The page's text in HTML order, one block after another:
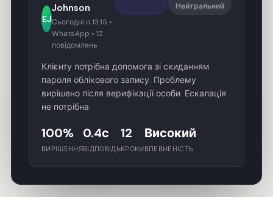
EJ
Johnson
Сьогодні о 13:15 •
WhatsApp • 12
повідомлень
Нейтральний
Клієнту потрібна допомога зі скиданням
пароля облікового запису. Проблему
вирішено після верифікації особи. Ескалація
не потрібна.
100%
ВИРІШЕННЯ
0.4с
ВІДПОВІДЬ
12
КРОКИ
Високий
ВПЕВНЕНІСТЬ